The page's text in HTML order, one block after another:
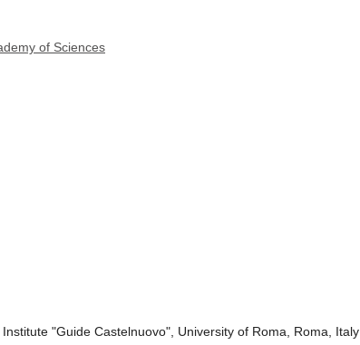
of Sciences
"Guide Castelnuovo", University of Roma, Roma, Italy